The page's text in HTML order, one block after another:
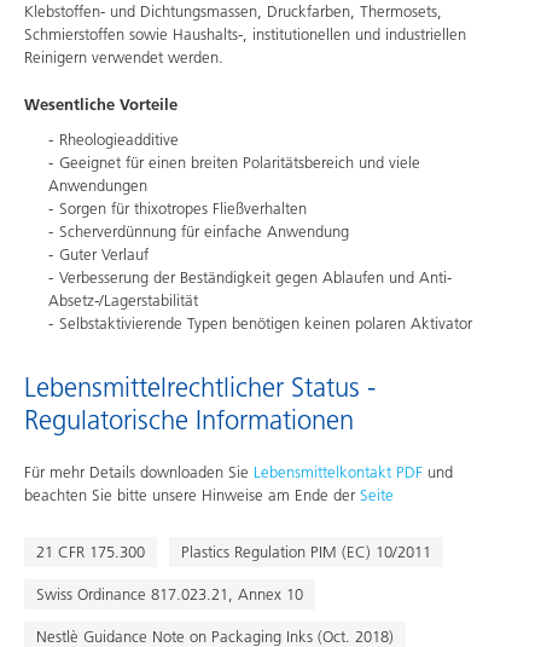
Klebstoffen- und Dichtungsmassen, Druckfarben, Thermosets,
Schmierstoffen sowie Haushalts-, institutionellen und industriellen
Reinigern verwendet werden.
Wesentliche Vorteile
Rheologieadditive
Geeignet für einen breiten Polaritätsbereich und viele
Anwendungen
Sorgen für thixotropes Fließverhalten
Scherverdünnung für einfache Anwendung
Guter Verlauf
Verbesserung der Beständigkeit gegen Ablaufen und Anti-
Absetz-/Lagerstabilität
Selbstaktivierende Typen benötigen keinen polaren Aktivator
Lebensmittelrechtlicher Status -
Regulatorische Informationen
Für mehr Details downloaden Sie Lebensmittelkontakt PDF und
beachten Sie bitte unsere Hinweise am Ende der Seite
21 CFR 175.300 Plastics Regulation PIM (EC) 10/2011
Swiss Ordinance 817.023.21, Annex 10
Nestlè Guidance Note on Packaging Inks (Oct. 2018)